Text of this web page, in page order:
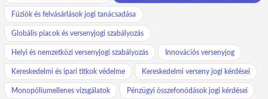
Fúziók és felvásárlások jogi tanácsadása
Globális piacok és versenyjogi szabályozás
Helyi és nemzetközi versenyjogi szabályozás Innovációs versenyjog
Kereskedelmi és ipari titkok védelme Kereskedelmi verseny jogi kérdései
Monopóliumellenes vizsgálatok Pénzügyi összefonódások jogi kérdései